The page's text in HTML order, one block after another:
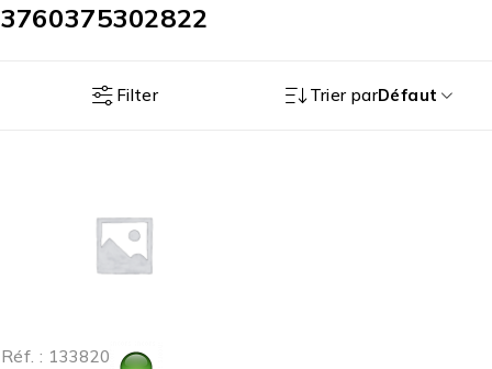
3760375302822
Filter Trier parDéfaut
Réf. : 133820